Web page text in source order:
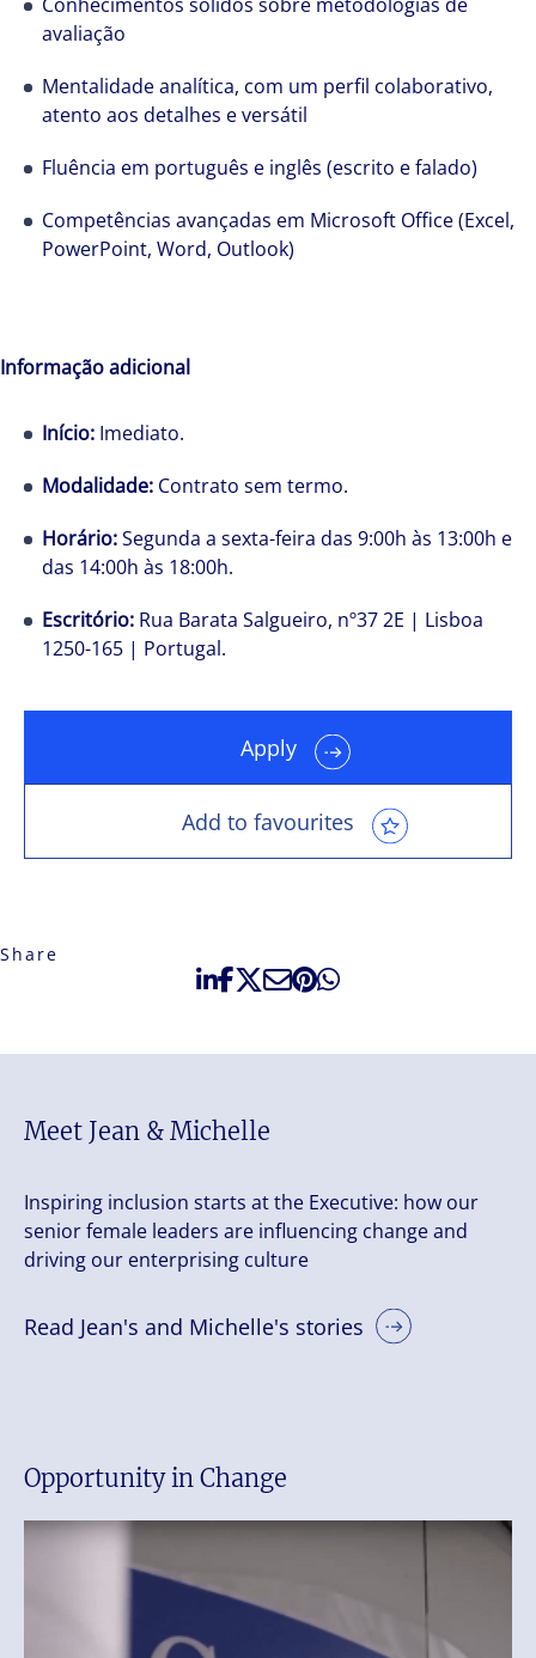
avaliação
Mentalidade analítica, com um perfil colaborativo,
atento aos detalhes e versátil
Fluência em português e inglês (escrito e falado)
Competências avançadas em Microsoft Office (Excel,
PowerPoint, Word, Outlook)
Informação adicional
Início: Imediato.
Modalidade: Contrato sem termo.
Horário:Segunda a sexta-feira das 9:00h às 13:00h e
das 14:00h às 18:00h.
Escritório: Rua Barata Salgueiro, nº37 2E | Lisboa
1250-165 | Portugal.
Apply
Add to favourites
Share
Meet Jean & Michelle
Inspiring inclusion starts at the Executive: how our
senior female leaders are influencing change and
driving our enterprising culture
Read Jean's and Michelle's stories
Opportunity in Change
las personas que forman parte de Colliers.